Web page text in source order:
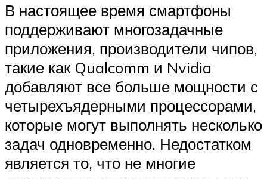
В настоящее время смартфоны
поддерживают многозадачные
приложения, производители чипов,
такие как Qualcomm и Nvidia
добавляют все больше мощности с
четырехъядерными процессорами,
которые могут выполнять несколько
задач одновременно. Недостатком
является то, что не многие